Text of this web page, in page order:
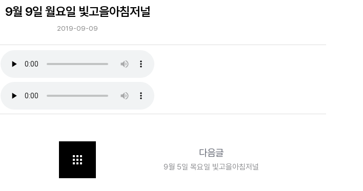
9월 9일 월요일 빛고을아침저널
2019-09-09
다음글
9월 5일 목요일 빛고을아침저널